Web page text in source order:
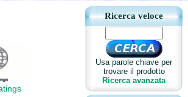
Ricerca veloce
Usa parole chiave per
trovare il prodotto
Ricerca avanzata